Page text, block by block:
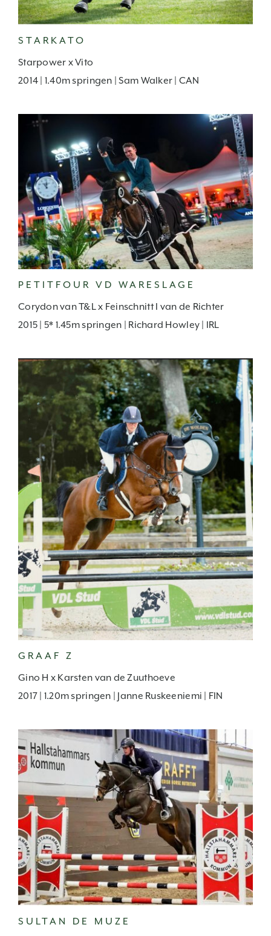
STARKATO
Starpower x Vito
2014 | 1.40m springen | Sam Walker | CAN
PETITFOUR VD WARESLAGE
Corydon van T&L x Feinschnitt I van de Richter
2015 | 5* 1.45m springen | Richard Howley | IRL
GRAAF Z
Gino H x Karsten van de Zuuthoeve
2017 | 1.20m springen | Janne Ruskeeniemi | FIN
SULTAN DE MUZE